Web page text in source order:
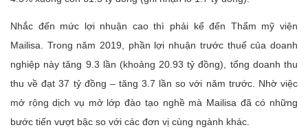
Nhắc đến mức lợi nhuận cao thì phải kể đến Thẩm mỹ viện
Mailisa. Trong năm 2019, phần lợi nhuận trước thuế của doanh
nghiệp này tăng 9.3 lần (khoảng 20.93 tỷ đồng), tổng doanh thu
thu về đạt 37 tỷ đồng – tăng 3.7 lần so với năm trước. Nhờ việc
mở rộng dịch vụ mở lớp đào tạo nghề mà Mailisa đã có những
bước tiến vượt bậc so với các đơn vị cùng ngành khác.